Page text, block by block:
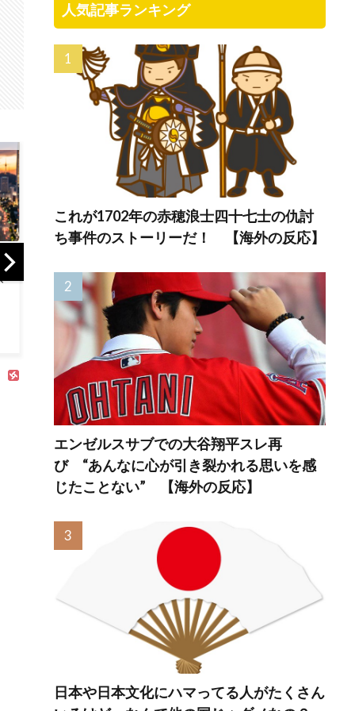
いネコの写真で鳩
対策した結果→ち
ゃんと理解してて
笑うｗｗｗ【タイ
人の反応】
犬くん散歩中の暑
さに耐えられなか
った結果」
残っ
人気記事ランキング
これが1702年の赤穂浪士四十七士の仇討
ち事件のストーリーだ！ 【海外の反応】
エンゼルスサブでの大谷翔平スレ再
び “あんなに心が引き裂かれる思いを感
じたことない” 【海外の反応】
日本や日本文化にハマってる人がたくさん